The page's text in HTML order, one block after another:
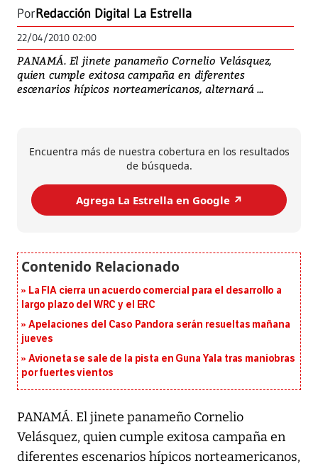
PorRedacción Digital La Estrella
22/04/2010 02:00
PANAMÁ. El jinete panameño Cornelio Velásquez,
quien cumple exitosa campaña en diferentes
escenarios hípicos norteamericanos, alternará ...
Encuentra más de nuestra cobertura en los resultados
de búsqueda.
Agrega La Estrella en Google ↗️
La FIA cierra un acuerdo comercial para el desarrollo a
largo plazo del WRC y el ERC
Apelaciones del Caso Pandora serán resueltas mañana
jueves
Avioneta se sale de la pista en Guna Yala tras maniobras
por fuertes vientos
PANAMÁ. El jinete panameño Cornelio
Velásquez, quien cumple exitosa campaña en
diferentes escenarios hípicos norteamericanos,